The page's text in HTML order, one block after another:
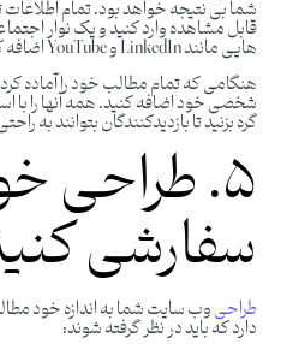
شما بی نتیجه خواهد بود. تمام اطلاعات
قابل مشاهده وارد کنید و یک نوار
هایی مانند LinkedIn و YouTube اضافه کنید.
هنگامی که تمام مطالب خود را آماده
شخصی خود اضافه کنید. همه آنها را با
گره بزنید تا بازدیدکنندگان بتوانند به
۵. طراحی
سفارشی
طراحیوب سایت شما به اندازه خود
دارد که باید در نظر گرفته شوند: